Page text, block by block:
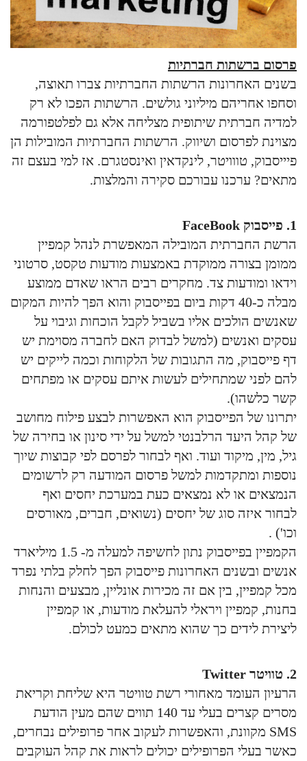
פרסום ברשתות חברתיות
בשנים האחרונות הרשתות החברתיות צברו תאוצה,
וסחפו אחריהם מיליוני גולשים. הרשתות הפכו לא רק
למדיה חברתית שיתופית מצליחה אלא גם לפלטפורמה
מצוינת לפרסום ושיווק. הרשתות החברתיות המובילות הן
פיייסבוק, טווויטר, לינקדאין ואינסטגרם. אז למי בעצם זה
מתאים? ערכנו עבורכם סקירה והמלצות.
1. פייסבוק FaceBook
הרשת החברתית המובילה המאפשרת לנהל קמפיין
ממומן בצורה ממוקדת באמצעות מודעות טקסט, סרטוני
וידאו ומודעות צד. מחקרים רבים הראו שאדם ממוצע
מבלה כ-40 דקות ביום בפייסבוק והוא הפך להיות המקום
שאנשים הולכים אליו בשביל לקבל הוכחות וגיבוי על
עסקים ואנשים (למשל לבדוק האם לחברה מסוימת יש
דף פייסבוק, מה התגובות של הלקוחות וכמה לייקים יש
להם לפני שמתחילים לעשות איתם עסקים או מפתחים
קשר כלשהו).
יתרונו של הפייסבוק הוא האפשרות לבצע פילוח מחושב
של קהל היעד הרלבנטי למשל על ידי סינון או בחירה של
גיל, מין, מיקוד ועוד. ואף לבחור לפרסם לפי קבוצות שיוך
נוספות ומתקדמות למשל פרסום המודעה רק לרשומים
הנמצאים או לא נמצאים כעת במערכת יחסים ואף
לבחור איזה סוג של יחסים (נשואים, חברים, מאורסים
וכו') .
הקמפיין בפייסבוק נתון לחשיפה למעלה מ- 1.5 מיליארד
אנשים ובשנים האחרונות פייסבוק הפך לחלק בלתי נפרד
מכל קמפיין, בין אם זה מכירות אונליין, מבצעים והנחות
בחנות, קמפיין ויראלי להעלאת מודעות, או קמפיין
ליצירת לידים כך שהוא מתאים כמעט לכולם.
2. טוויטר Twitter
הרעיון העומד מאחורי רשת טוויטר היא שליחת וקריאת
מסרים קצרים בעלי עד 140 תווים שהם מעין הודעת
SMS מקוונת, והאפשרות לעקוב אחר פרופילים נבחרים,
כאשר בעלי הפרופילים יכולים לראות את קהל העוקבים